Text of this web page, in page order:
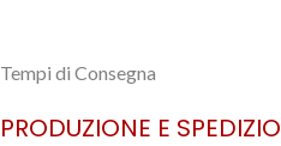
Tempi di Consegna
PRODUZIONE E